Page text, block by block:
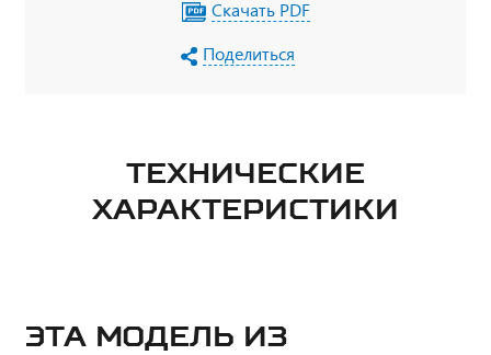
Скачать PDF
Поделиться
ТЕХНИЧЕСКИЕ
ХАРАКТЕРИСТИКИ
ЭТА МОДЕЛЬ ИЗ